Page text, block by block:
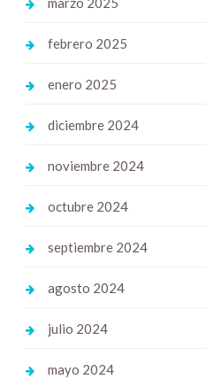
febrero 2025
enero 2025
diciembre 2024
noviembre 2024
octubre 2024
septiembre 2024
agosto 2024
julio 2024
mayo 2024